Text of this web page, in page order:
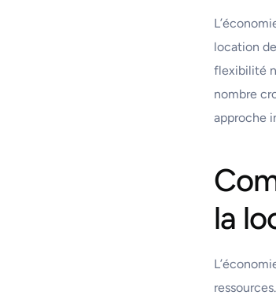
location
flexibilité
nombre
approche
la